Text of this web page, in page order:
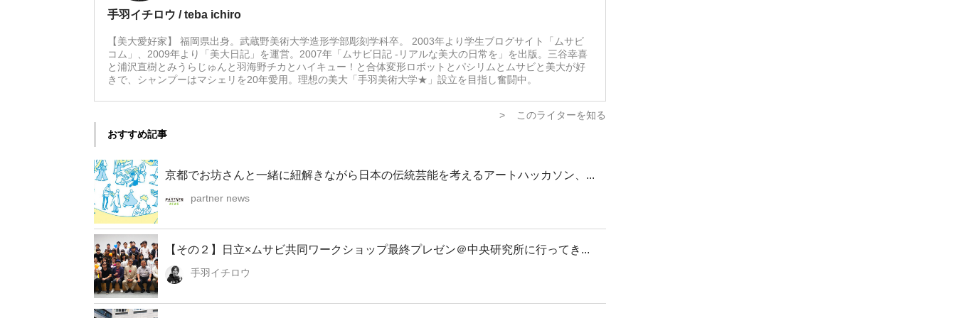
手羽イチロウ / teba ichiro
【美大愛好家】 福岡県出身。武蔵野美術大学造形学部彫刻学科卒。 2003年より学生ブログサイト「ムサビ
コム」、2009年より「美大日記」を運営。2007年「ムサビ日記 -リアルな美大の日常を」を出版。三谷幸喜
と浦沢直樹とみうらじゅんと羽海野チカとハイキュー！と合体変形ロボットとパシリムとムサビと美大が好
きで、シャンプーはマシェリを20年愛用。理想の美大「手羽美術大学★」設立を目指し奮闘中。
>
このライターを知る
おすすめ記事
京都でお坊さんと一緒に紐解きながら日本の伝統芸能を考えるアートハッカソン、...
partner news
【その２】日立×ムサビ共同ワークショップ最終プレゼン＠中央研究所に行ってき...
手羽イチロウ